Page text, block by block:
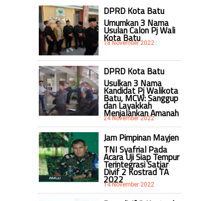
DPRD Kota Batu
Umumkan 3 Nama
Usulan Calon Pj Wali
Kota Batu
18 November 2022
DPRD Kota Batu
Usulkan 3 Nama
Kandidat Pj Walikota
Batu, MCW: Sanggup
dan Layakkah
Menjalankan Amanah
24 November 2022
Jam Pimpinan Mayjen
TNI Syafrial Pada
Acara Uji Siap Tempur
Terintegrasi Satjar
Divif 2 Kostrad TA
2022
14 November 2022